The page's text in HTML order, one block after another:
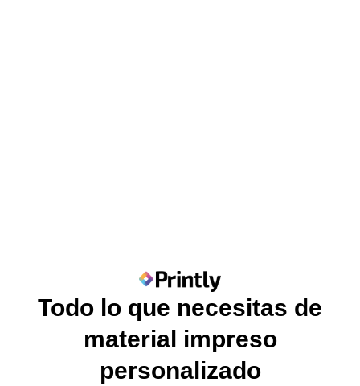
Todo lo que necesitas de
material impreso
personalizado